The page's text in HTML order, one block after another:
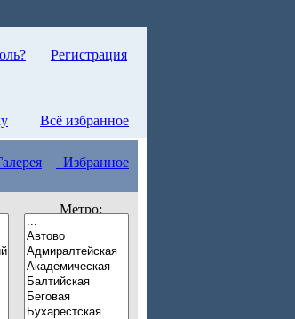
Регистрация
Всё избранное
Избранное
Метро: